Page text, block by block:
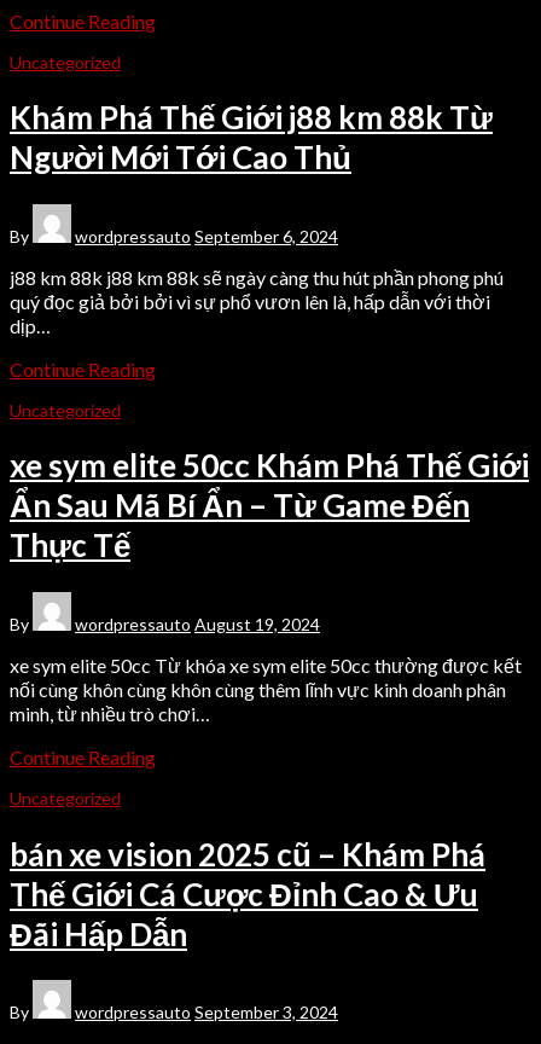
Continue Reading
Uncategorized
Khám Phá Thế Giới j88 km 88k Từ
Người Mới Tới Cao Thủ
By wordpressauto September 6, 2024
j88 km 88k j88 km 88k sẽ ngày càng thu hút phần phong phú
quý đọc giả bởi bởi vì sự phổ vươn lên là, hấp dẫn với thời
dịp…
Continue Reading
Uncategorized
xe sym elite 50cc Khám Phá Thế Giới
Ẩn Sau Mã Bí Ẩn – Từ Game Đến
Thực Tế
By wordpressauto August 19, 2024
xe sym elite 50cc Từ khóa xe sym elite 50cc thường được kết
nối cùng khôn cùng khôn cùng thêm lĩnh vực kinh doanh phân
minh, từ nhiều trò chơi…
Continue Reading
Uncategorized
bán xe vision 2025 cũ – Khám Phá
Thế Giới Cá Cược Đỉnh Cao & Ưu
Đãi Hấp Dẫn
By wordpressauto September 3, 2024